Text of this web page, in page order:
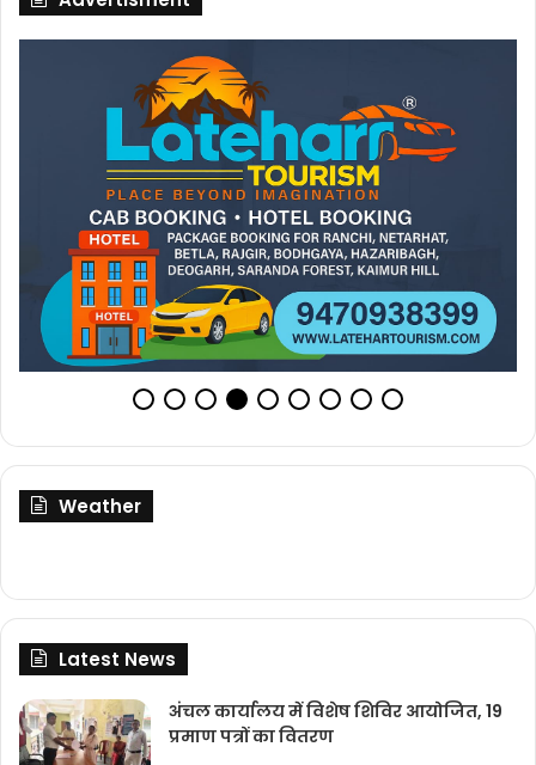
Weather
Latest News
अंचल कार्यालय में विशेष शिविर आयोजित, 19
प्रमाण पत्रों का वितरण